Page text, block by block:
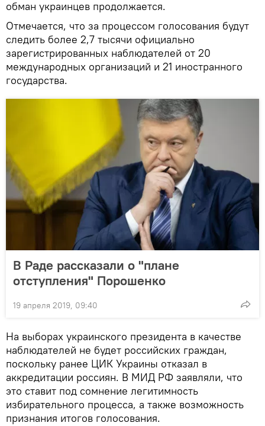
обман украинцев продолжается.
Отмечается, что за процессом голосования будут
следить более 2,7 тысячи официально
зарегистрированных наблюдателей от 20
международных организаций и 21 иностранного
государства.
В Раде рассказали о "плане
отступления" Порошенко
19 апреля 2019, 09:40
На выборах украинского президента в качестве
наблюдателей не будет российских граждан,
поскольку ранее ЦИК Украины отказал в
аккредитации россиян. В МИД РФ заявляли, что
это ставит под сомнение легитимность
избирательного процесса, а также возможность
признания итогов голосования.